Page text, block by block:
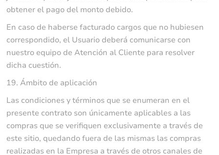
obtener el pago del monto debido.
En caso de haberse facturado cargos que no hubiesen
correspondido, el Usuario deberá comunicarse con
nuestro equipo de Atención al Cliente para resolver
dicha cuestión.
19. Ámbito de aplicación
Las condiciones y términos que se enumeran en el
presente contrato son únicamente aplicables a las
compras que se verifiquen exclusivamente a través de
este sitio, quedando fuera de las mismas las compras
realizadas en la Empresa a través de otros canales de